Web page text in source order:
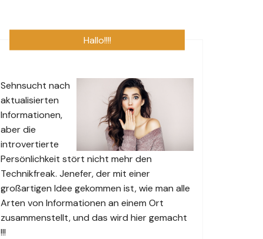
Hallo!!!!
Sehnsucht nach
aktualisierten
Informationen,
aber die
introvertierte
Persönlichkeit stört nicht mehr den
Technikfreak. Jenefer, der mit einer
großartigen Idee gekommen ist, wie man alle
Arten von Informationen an einem Ort
zusammenstellt, und das wird hier gemacht
!!!